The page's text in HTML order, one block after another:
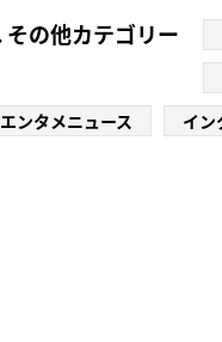
その他カテゴリー
エンタメニュース
イン